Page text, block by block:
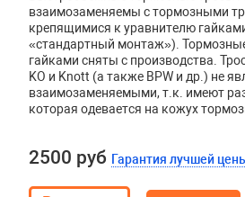
взаимозаменяемы с тормозными
крепящимися к уравнителю
«стандартный монтаж»).
гайками сняты с производства.
KO и Knott (а также BPW и др.) не
взаимозаменяемыми, т.к. имеют
которая одевается на кожух
2500 руб Гарантия лучшей